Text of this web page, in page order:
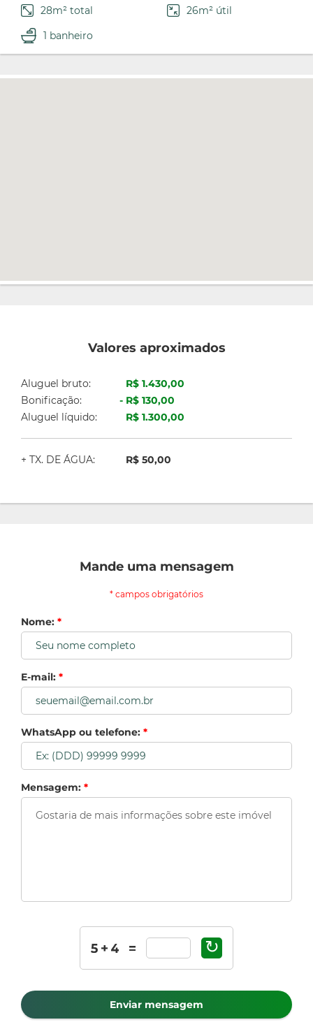
28m² total
26m² útil
1 banheiro
Valores aproximados
Aluguel bruto:
R$ 1.430,00
Bonificação:
R$ 130,00
Aluguel líquido:
R$ 1.300,00
+ TX. DE ÁGUA: R$ 50,00
Mande uma mensagem
* campos obrigatórios
Nome: *
E-mail: *
WhatsApp ou telefone: *
Mensagem: *
↻
Enviar mensagem